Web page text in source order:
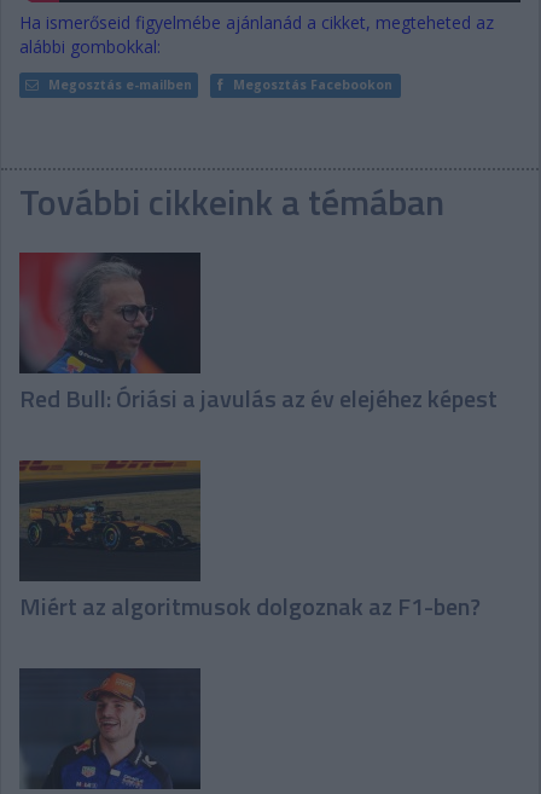
Ha ismerőseid figyelmébe ajánlanád a cikket, megteheted az
alábbi gombokkal:
Megosztás e-mailben Megosztás Facebookon
További cikkeink a témában
Red Bull: Óriási a javulás az év elejéhez képest
Miért az algoritmusok dolgoznak az F1-ben?